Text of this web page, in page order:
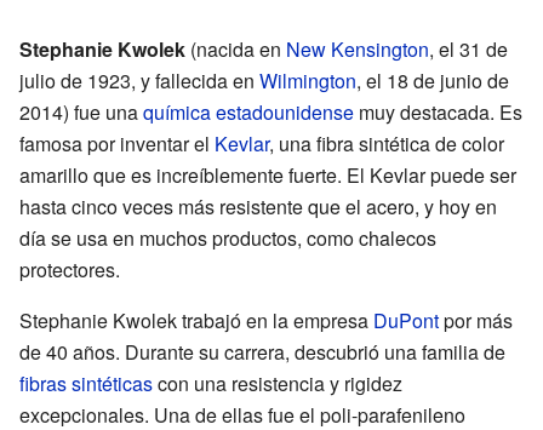
Stephanie Kwolek (nacida en New Kensington, el 31 de
julio de 1923, y fallecida en Wilmington, el 18 de junio de
2014) fue unaquímicaestadounidense muy destacada. Es
famosa por inventar el Kevlar, una fibra sintética de color
amarillo que es increíblemente fuerte. El Kevlar puede ser
hasta cinco veces más resistente que el acero, y hoy en
día se usa en muchos productos, como chalecos
protectores.
Stephanie Kwolek trabajó en la empresa DuPontpor más
de 40 años. Durante su carrera, descubrió una familia de
fibras sintéticascon una resistencia y rigidez
excepcionales. Una de ellas fue el poli-parafenileno